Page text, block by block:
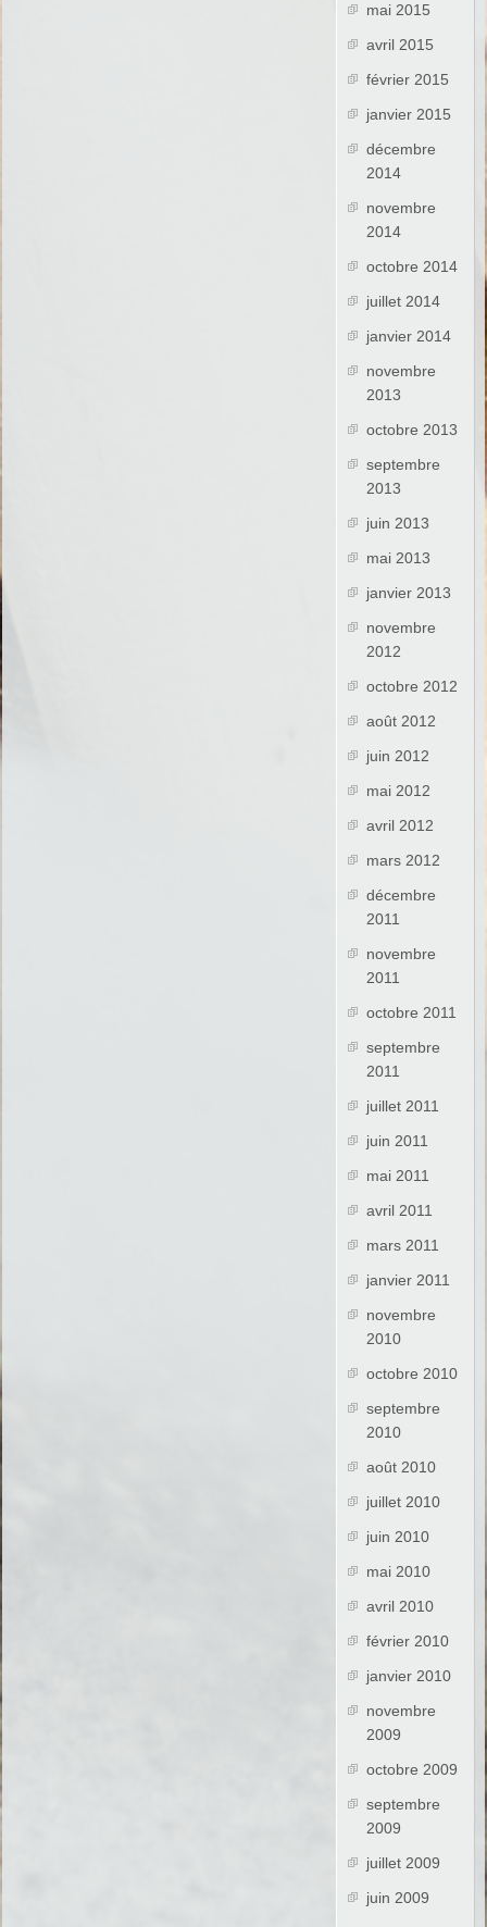
mai 2015
avril 2015
février 2015
janvier 2015
décembre
2014
novembre
2014
octobre 2014
juillet 2014
janvier 2014
novembre
2013
octobre 2013
septembre
2013
juin 2013
mai 2013
janvier 2013
novembre
2012
octobre 2012
août 2012
juin 2012
mai 2012
avril 2012
mars 2012
décembre
2011
novembre
2011
octobre 2011
septembre
2011
juillet 2011
juin 2011
mai 2011
avril 2011
mars 2011
janvier 2011
novembre
2010
octobre 2010
septembre
2010
août 2010
juillet 2010
juin 2010
mai 2010
avril 2010
février 2010
janvier 2010
novembre
2009
octobre 2009
septembre
2009
juillet 2009
juin 2009